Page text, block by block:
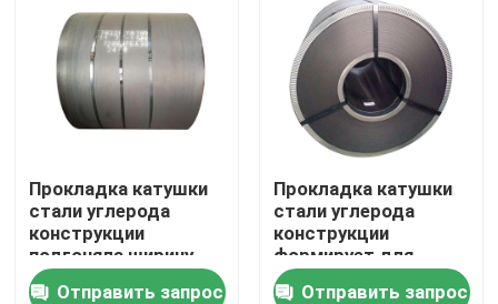
Дом
Продукты
Ролики
О нас
Прокладка катушки
стали углерода
конструкции
подгоняла ширину
Отправить запрос
Прокладка катушки
стали углерода
конструкции
формирует для
продажи
Отправить запрос